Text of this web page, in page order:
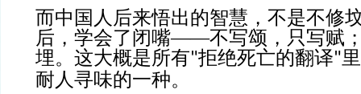
而中国人后来悟出的智慧，不是不修
后，学会了闭嘴——不写颂，只写赋
埋。这大概是所有"拒绝死亡的翻译"
耐人寻味的一种。